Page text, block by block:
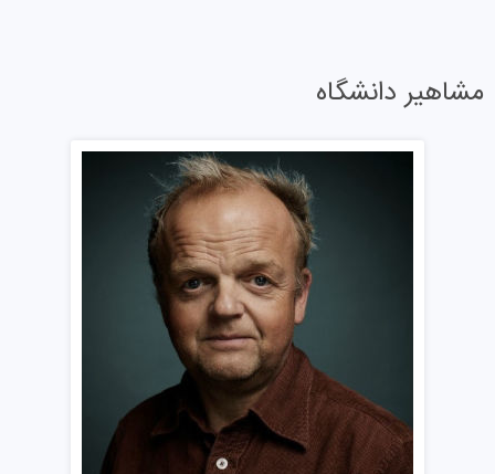
گزینه‌های تحصیلات تکمیلی تنوع زیادی در شهریه دارند؛ از
گواهینامه‌های مقرون‌به‌صرفه حدود ۷.۰۰۰ پوندی گرفته تا
لازم به ذکر است که رشته‌های تخصصی مانند حقوق، پزشکی و
معماری به طور کلی شهریه‌های بالاتری دارند. همچنین،
مشاهیر دانشگاه